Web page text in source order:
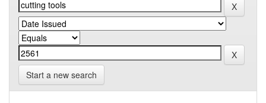
Start a new search